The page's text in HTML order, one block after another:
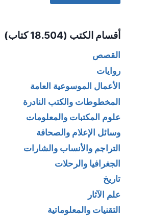
أقسام الكتب (18.504 كتاب)
القصص
روايات
الأعمال الموسوعية العامة
المخطوطات والكتب النادرة
علوم المكتبات والمعلومات
وسائل الإعلام والصحافة
التراجم والأنساب والشارات
الجغرافيا والرحلات
تاريخ
علم الآثار
التقنيات والمعلوماتية